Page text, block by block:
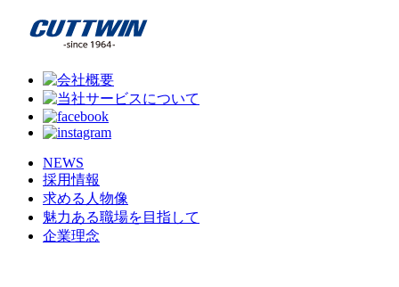
NEWS
採用情報
求める人物像
魅力ある職場を目指して
企業理念